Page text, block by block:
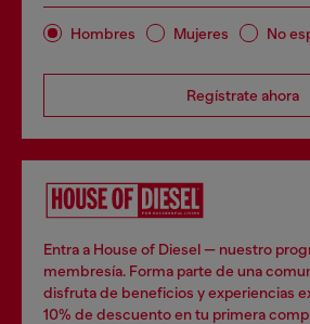
Hombres Mujeres No
Regístrate ahora
Entra a House of Diesel — nuestro
membresía. Forma parte de una
disfruta de beneficios y experiencias
10% de descuento en tu primera